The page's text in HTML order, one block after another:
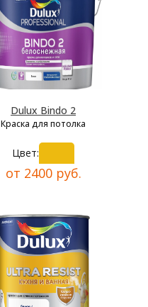
Dulux Bindo 2
Краска для потолка
Цвет:
от 2400 руб.